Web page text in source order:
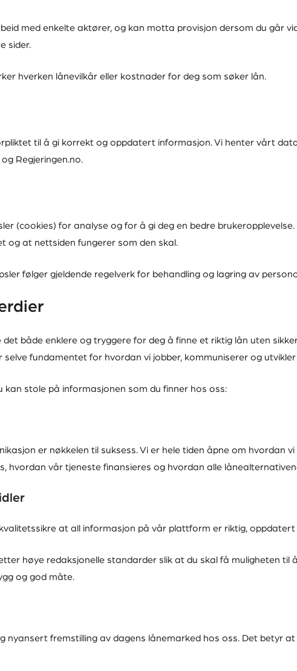
med enkelte aktører, og kan motta provisjon dersom du går
sider.
hverken lånevilkår eller kostnader for deg som søker lån.
til å gi korrekt og oppdatert informasjon. Vi henter vårt
Regjeringen.no.
(cookies) for analyse og for å gi deg en bedre
og at nettsiden fungerer som den skal.
følger gjeldende regelverk for behandling og lagring av
både enklere og tryggere for deg å finne et riktig lån uten
selve fundamentet for hvordan vi jobber, kommuniserer og
stole på informasjonen som du finner hos oss:
er nøkkelen til suksess. Vi er hele tiden åpne om hvordan
hvordan vår tjeneste finansieres og hvordan alle
at all informasjon på vår plattform er riktig, oppdatert
høye redaksjonelle standarder slik at du skal få muligheten til
og god måte.
nyansert fremstilling av dagens lånemarked hos oss. Det betyr at